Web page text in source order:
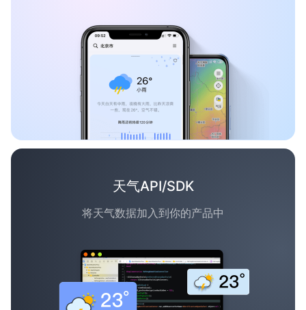
天气API/SDK
将天气数据加入到你的产品中